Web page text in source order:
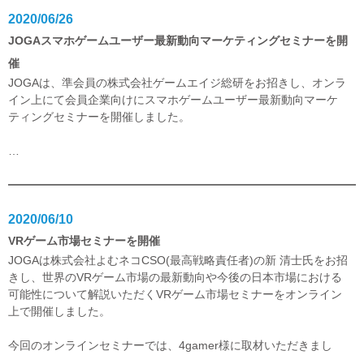
2020/06/26
JOGAスマホゲームユーザー最新動向マーケティングセミナーを開
催
JOGAは、準会員の株式会社ゲームエイジ総研をお招きし、オンラ
イン上にて会員企業向けにスマホゲームユーザー最新動向マーケ
ティングセミナーを開催しました。
2020/06/10
VRゲーム市場セミナーを開催
JOGAは株式会社よむネコCSO(最高戦略責任者)の新 清士氏をお招
きし、世界のVRゲーム市場の最新動向や今後の日本市場における
可能性について解説いただくVRゲーム市場セミナーをオンライン
上で開催しました。
今回のオンラインセミナーでは、4gamer様に取材いただきまし